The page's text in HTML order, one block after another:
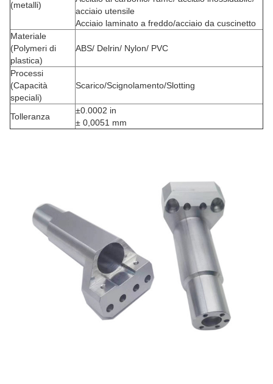
(metalli)
acciaio utensile
Acciaio laminato a freddo/acciaio da cuscinetto
Materiale
(Polymeri di
plastica)
ABS/ Delrin/ Nylon/ PVC
Processi
(Capacità
speciali)
Scarico/Scignolamento/Slotting
Tolleranza
±0.0002 in
± 0,0051 mm